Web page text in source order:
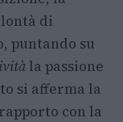
di
puntando su
la passione
si afferma la
con la